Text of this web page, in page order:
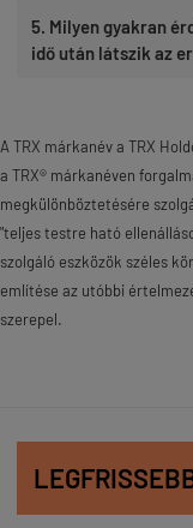
5. Milyen gyakran
idő után látszik az
A TRX márkanév a TRX
a TRX® márkanéven
megkülönböztetésére
"teljes testre ható
szolgáló eszközök széles
említése az utóbbi
szerepel.